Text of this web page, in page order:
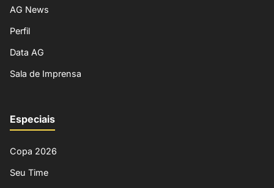
AG News
Perfil
Data AG
Sala de Imprensa
Especiais
Copa 2026
Seu Time